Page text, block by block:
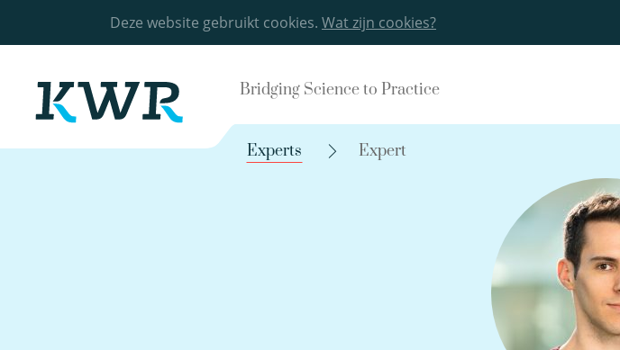
Deze website gebruikt cookies. Wat zijn cookies?
Bridging Science to Practice
Experts Expert